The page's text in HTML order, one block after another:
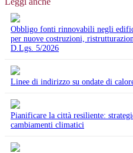
Obbligo fonti rinnovabili negli
per nuove costruzioni,
D.Lgs. 5/2026
Linee di indirizzo su ondate di
Pianificare la città resiliente:
cambiamenti climatici